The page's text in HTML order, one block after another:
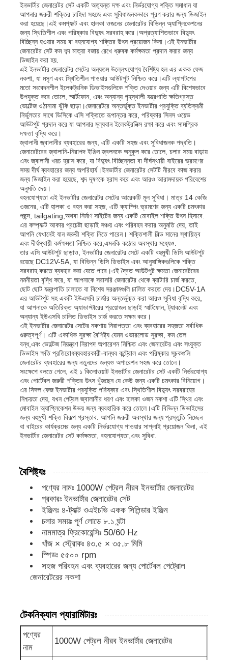
বাড়ি
পণ্য
ভিডিও
আমাদের সম্পর্কে
কারখানা ভ্রমণ
মান নিয়ন্ত্রণ
আমাদের সাথে যোগাযোগ করুন
খবর
সব ক্ষেত্রেই
উদ্ধৃতির জন্য আবেদন
পেট্রোল জেনারেটর সেট
ইনভার্টার জেনারেটর সেট
পোর্টেবল জেনারেটর সেট
ডিজিটাল জেনারেটর সেট
ওপেন ফ্রেম জেনারেটর
ইনভার্টার জেনারেটর সেট একটি অত্যন্ত দক্ষ এবং নির্ভরযোগ্য শক্তি সমাধান যা
আপনার জরুরী শক্তির চাহিদা সহজে এবং সুবিধাজনকভাবে পূরণ করার জন্য ডিজাইন
করা হয়েছে।এই কমপ্যাক্ট এবং হালকা ওজনের জেনারেটর বিভিন্ন অ্যাপ্লিকেশনের
জন্য স্থিতিশীল এবং পরিষ্কার বিদ্যুৎ সরবরাহ করে।অপ্রত্যাশিতভাবে বিদ্যুৎ
বিচ্ছিন্ন হওয়ার সময় বা বহনযোগ্য শক্তির উৎস প্রয়োজন কিনা।এই ইনভার্টার
জেনারেটর সেট কম শব্দ মাত্রা বজায় রেখে ধ্রুবক কর্মক্ষমতা প্রদান করার জন্য
ডিজাইন করা হয়.
এই ইনভার্টার জেনারেটর সেটের অন্যতম উল্লেখযোগ্য বৈশিষ্ট্য হল এর একক ফেজ
নকশা, যা মসৃণ এবং স্থিতিশীল পাওয়ার আউটপুট নিশ্চিত করে।এটি ল্যাপটপের
মতো সংবেদনশীল ইলেকট্রনিক ডিভাইসগুলিকে শক্তি দেওয়ার জন্য এটি বিশেষভাবে
উপযুক্ত করে তোলে, স্মার্টফোন, এবং অন্যান্য গৃহস্থালী যন্ত্রপাতি ক্ষতিগ্রস্ত
ভোল্টেজ ওঠানামা ঝুঁকি ছাড়া।জেনারেটরে অন্তর্ভুক্ত ইনভার্টার প্রযুক্তি ব্যতিক্রমী
নির্ভুলতার সাথে ডিসিকে এসি শক্তিতে রূপান্তর করে, পরিষ্কার সিনস ওয়েভ
আউটপুট প্রদান করে যা আপনার মূল্যবান ইলেকট্রনিক্স রক্ষা করে এবং সামগ্রিক
দক্ষতা বৃদ্ধি করে।
জ্বালানী জ্বালানীর ব্যবহারের জন্য, এটি একটি সহজ এবং সুবিধাজনক পদ্ধতি।
জেনারেটরের জ্বালানি-নিরাপদ ইঞ্জিন জ্বলনকে অনুকূল করে তোলে, চলার সময় বাড়ায়
এবং জ্বালানী খরচ হ্রাস করে, যা বিদ্যুৎ বিচ্ছিন্নতা বা দীর্ঘস্থায়ী বাইরের ভ্রমণের
সময় দীর্ঘ ব্যবহারের জন্য অপরিহার্য।ইনভার্টার জেনারেটর সেটটি নীরবে কাজ করার
জন্য ডিজাইন করা হয়েছে, শব্দ দূষণকে হ্রাস করে এবং আরও আরামদায়ক পরিবেশের
অনুমতি দেয়।
বহনযোগ্যতা এই ইনভার্টার জেনারেটর সেটের আরেকটি মূল সুবিধা। মাত্র 14 কেজি
ওজনের, এটি হালকা ও বহন করা সহজ, এটি ক্যাম্পিং ভ্রমণের জন্য একটি চমৎকার
পছন্দ, tailgating,অথবা নির্মাণ সাইটের জন্য একটি মোবাইল শক্তি উৎস হিসাবে.
এর কম্প্যাক্ট আকার প্রচেষ্টা ছাড়াই সঞ্চয় এবং পরিবহন করার অনুমতি দেয়, তাই
আপনি যেখানেই যান জরুরী শক্তি নিতে পারেন। শক্তিশালী বিল্ড মানের স্থায়িত্ব
এবং দীর্ঘস্থায়ী কর্মক্ষমতা নিশ্চিত করে,এমনকি কঠোর অবস্থার মধ্যেও.
তার এসি আউটপুট ছাড়াও, ইনভার্টার জেনারেটর সেটে একটি বহুমুখী ডিসি আউটপুট
রয়েছে DC12V-5A, যা বিভিন্ন ডিসি ডিভাইস এবং আনুষাঙ্গিকগুলিকে শক্তি
সরবরাহ করতে ব্যবহার করা যেতে পারে।এই দ্বৈত আউটপুট ক্ষমতা জেনারেটরের
নমনীয়তা বৃদ্ধি করে, যা আপনাকে সরাসরি জেনারেটর থেকে ব্যাটারি চার্জ করতে,
ছোট ছোট যন্ত্রপাতি চালাতে বা বিশেষ সরঞ্জামগুলি চালিত করতে দেয়।DC5V-1A
এর আউটপুট সহ একটি ইউএসবি চার্জার অন্তর্ভুক্ত করা আরও সুবিধা বৃদ্ধি করে,
যা আপনাকে অতিরিক্ত অ্যাডাপ্টারের প্রয়োজন ছাড়াই স্মার্টফোন, ট্যাবলেট এবং
অন্যান্য ইউএসবি চালিত ডিভাইস চার্জ করতে সক্ষম করে।
এই ইনভার্টার জেনারেটর সেটের নকশায় নিরাপত্তা এবং ব্যবহারের সহজতা সর্বাধিক
গুরুত্বপূর্ণ। এটি একাধিক সুরক্ষা বৈশিষ্ট্য যেমন ওভারলোড সুরক্ষা, কম তেল
বন্ধ,এবং ভোল্টেজ নিয়ন্ত্রণ নিরাপদ অপারেশন নিশ্চিত এবং জেনারেটর এবং সংযুক্ত
ডিভাইস ক্ষতি প্রতিরোধব্যবহারকারী-বান্ধব কন্ট্রোল এবং পরিষ্কার সূচকগুলি
জেনারেটর ব্যবহারের জন্য নতুনদের জন্যও অপারেশন সহজ করে তোলে।
সংক্ষেপে বলতে গেলে, এই ১ কিলোওয়াট ইনভার্টার জেনারেটর সেট একটি নির্ভরযোগ্য
এবং পোর্টেবল জরুরী শক্তির উৎস খুঁজছেন যে কেউ জন্য একটি চমৎকার বিনিয়োগ।
এর সিঙ্গল ফেজ ইনভার্টার প্রযুক্তি পরিষ্কার এবং স্থিতিশীল বিদ্যুৎ সরবরাহের
নিশ্চয়তা দেয়, যখন পেট্রল জ্বালানীর ধরণ এবং হালকা ওজন নকশা এটি স্থির এবং
মোবাইল অ্যাপ্লিকেশন উভয় জন্য ব্যবহারিক করে তোলে।এটি বিভিন্ন ডিভাইসের
জন্য বহুমুখী শক্তি বিকল্প প্রস্তাব. আপনি জরুরী অবস্থার জন্য প্রস্তুতি নিচ্ছেন
বা বাইরের কার্যক্রমের জন্য একটি নির্ভরযোগ্য পাওয়ার সাপ্লাই প্রয়োজন কিনা, এই
ইনভার্টার জেনারেটর সেট কর্মক্ষমতা, বহনযোগ্যতা,এবং সুবিধা.
বৈশিষ্ট্যঃ
পণ্যের নামঃ 1000W পেট্রল নীরব ইনভার্টার জেনারেটর
প্রকারঃ ইনভার্টার জেনারেটর সেট
ইঞ্জিনঃ ৪-ট্যাক্ট ওএইচভি একক সিলিন্ডার ইঞ্জিন
চলার সময়ঃ পূর্ণ লোডে ৮.১ ঘন্টা
নামমাত্র ফ্রিকোয়েন্সিঃ 50/60 Hz
খাঁজ × স্ট্রোকঃ ৪৩.৫ × ৩৫.৮ মিমি
স্পিডঃ ৫৫০০ rpm
সহজ পরিবহন এবং ব্যবহারের জন্য পোর্টেবল পেট্রোল
জেনারেটরের নকশা
টেকনিক্যাল প্যারামিটারঃ
পণ্যের
নাম
1000W পেট্রল নীরব ইনভার্টার জেনারেটর